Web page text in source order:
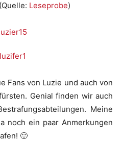
Leseprobe)
Fans von Luzie und auch von
Genial finden wir auch
Meine
noch ein paar Anmerkungen
🙂